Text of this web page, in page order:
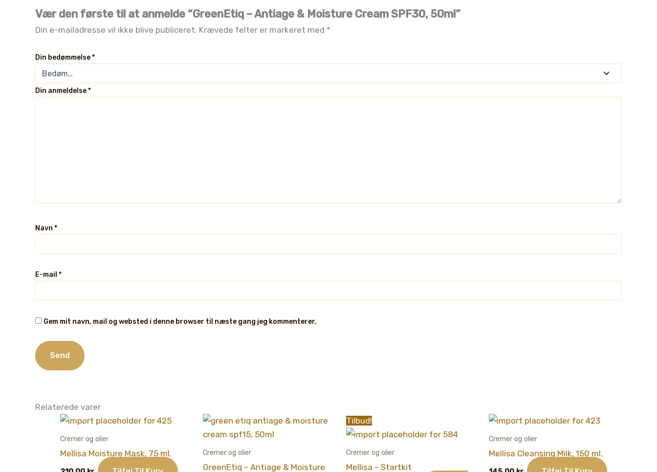
Vær den første til at anmelde “GreenEtiq – Antiage & Moisture Cream SPF30, 50ml”
Din e-mailadresse vil ikke blive publiceret. Krævede felter er markeret med *
Din bedømmelse*
Din anmeldelse*
Navn *
E-mail *
Gem mit navn, mail og websted i denne browser til næste gang jeg kommenterer.
Relaterede varer
Cremer og olier
Mellisa Moisture Mask, 75 ml. Cremer og olier
GreenEtiq – Antiage & Moisture
Tilbud!
Cremer og olier
Mellisa – Startkit
Cremer og olier
Mellisa Cleansing Milk, 150 ml.